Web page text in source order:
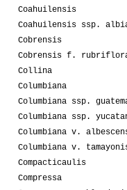
Coahuilensis
Coahuilensis ssp.
Cobrensis
Cobrensis f.
Collina
Columbiana
Columbiana ssp.
Columbiana ssp.
Columbiana v.
Columbiana v.
Compacticaulis
Compressa